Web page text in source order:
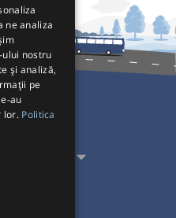
ne analiza
nostru
și analiză,
pe
au
lor. Politica